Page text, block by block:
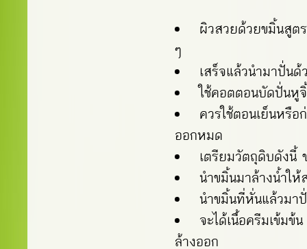
ผิวสวยด้วยขมิ้นสูต
ๆ
เสร็จแล้วนำมาปั่น
ใช้คอตตอนบัดปั่นหู
ควรใช้ตอนเย็นหรื
ออกหมด
เตรียมวัตถุดิบดัง
นำขมิ้นมาล้างน้ำใ
นำขมิ้นที่หั่นแล้วมา
จะได้เนื้อครีมเข้ม
ล้างออก